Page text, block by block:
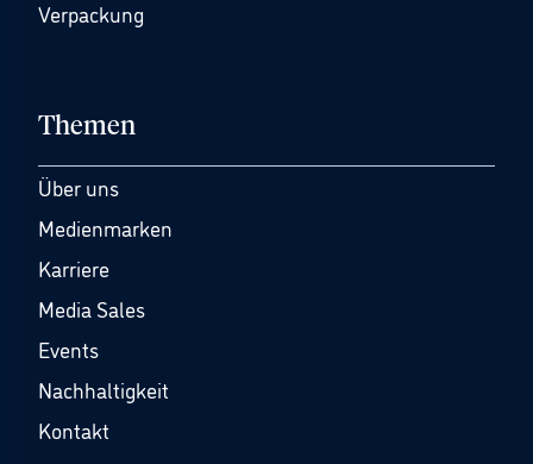
Verpackung
Themen
Über uns
Medienmarken
Karriere
Media Sales
Events
Nachhaltigkeit
Kontakt